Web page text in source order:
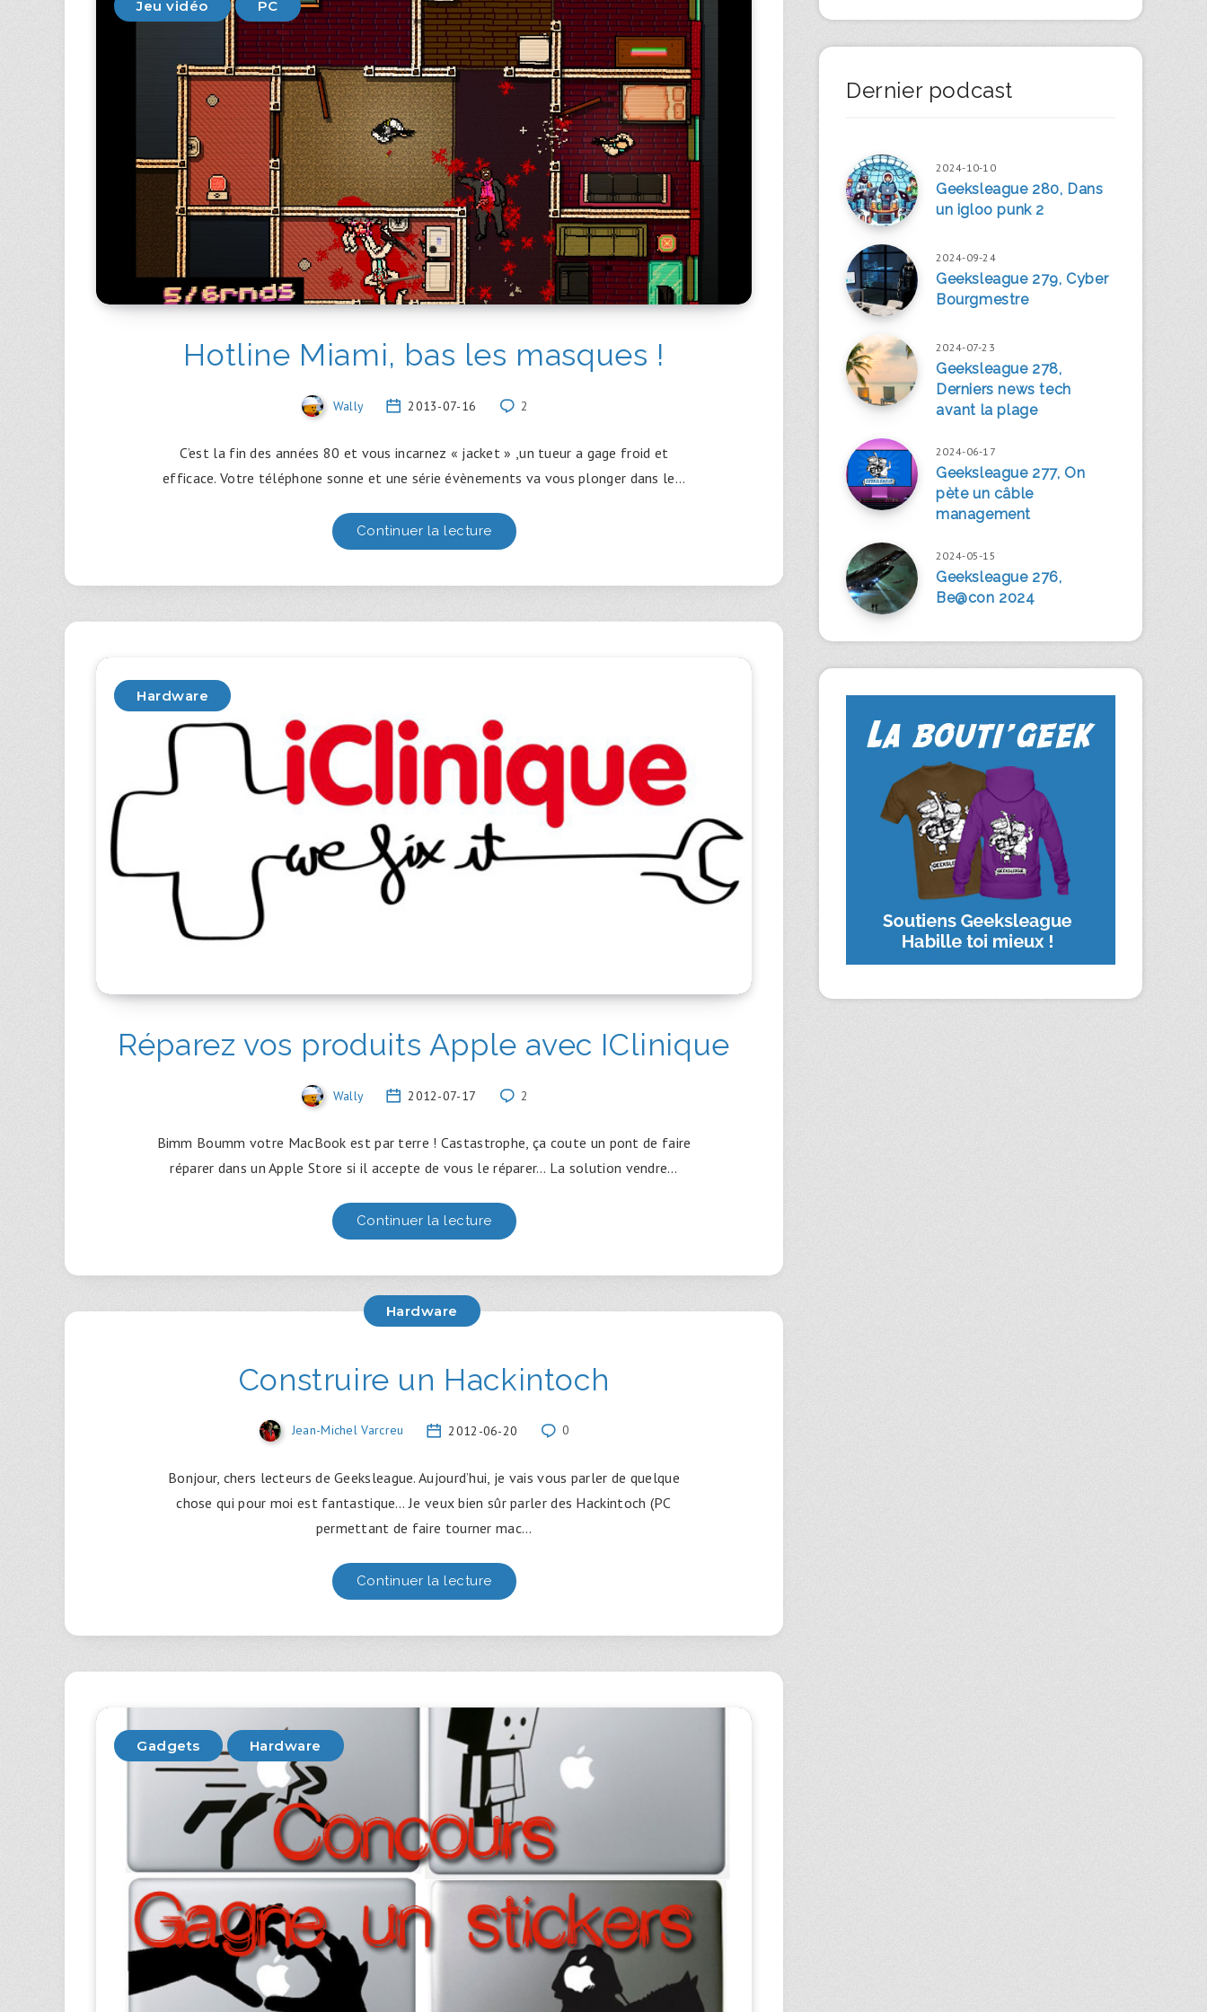
Jeu vidéo PC
Hotline Miami, bas les masques !
Wally 2013-07-16 2
C’est la fin des années 80 et vous incarnez « jacket » ,un tueur a gage froid et
efficace. Votre téléphone sonne et une série évènements va vous plonger dans le…
Continuer la lecture
Hardware
Réparez vos produits Apple avec IClinique
Wally 2012-07-17 2
Bimm Boumm votre MacBook est par terre ! Castastrophe, ça coute un pont de faire
réparer dans un Apple Store si il accepte de vous le réparer… La solution vendre…
Continuer la lecture
Hardware
Construire un Hackintoch
Jean-Michel Varcreu 2012-06-20 0
Bonjour, chers lecteurs de Geeksleague. Aujourd’hui, je vais vous parler de quelque
chose qui pour moi est fantastique… Je veux bien sûr parler des Hackintoch (PC
permettant de faire tourner mac…
Continuer la lecture
Gadgets Hardware
Dernier podcast
2024-10-10
Geeksleague 280, Dans
un igloo punk 2
2024-09-24
Geeksleague 279, Cyber
Bourgmestre
2024-07-23
Geeksleague 278,
Derniers news tech
avant la plage
2024-06-17
Geeksleague 277, On
pète un câble
management
2024-05-15
Geeksleague 276,
Be@con 2024